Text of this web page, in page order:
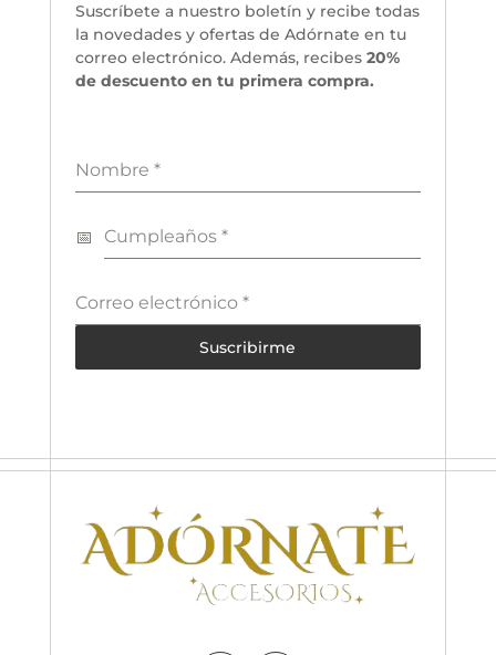
Suscríbete a nuestro boletín y recibe todas
la novedades y ofertas de Adórnate en tu
correo electrónico. Además, recibes 20%
de descuento en tu primera compra.
Nombre*
Cumpleaños*
Correo electrónico*
Suscribirme